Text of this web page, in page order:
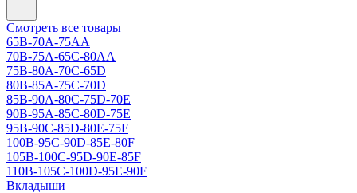
Смотреть все товары
65B-70A-75АА
70В-75А-65С-80АА
75В-80А-70С-65D
80В-85А-75С-70D
85В-90А-80С-75D-70E
90B-95A-85C-80D-75E
95B-90C-85D-80E-75F
100B-95C-90D-85E-80F
105B-100C-95D-90E-85F
110B-105C-100D-95E-90F
Вкладыши